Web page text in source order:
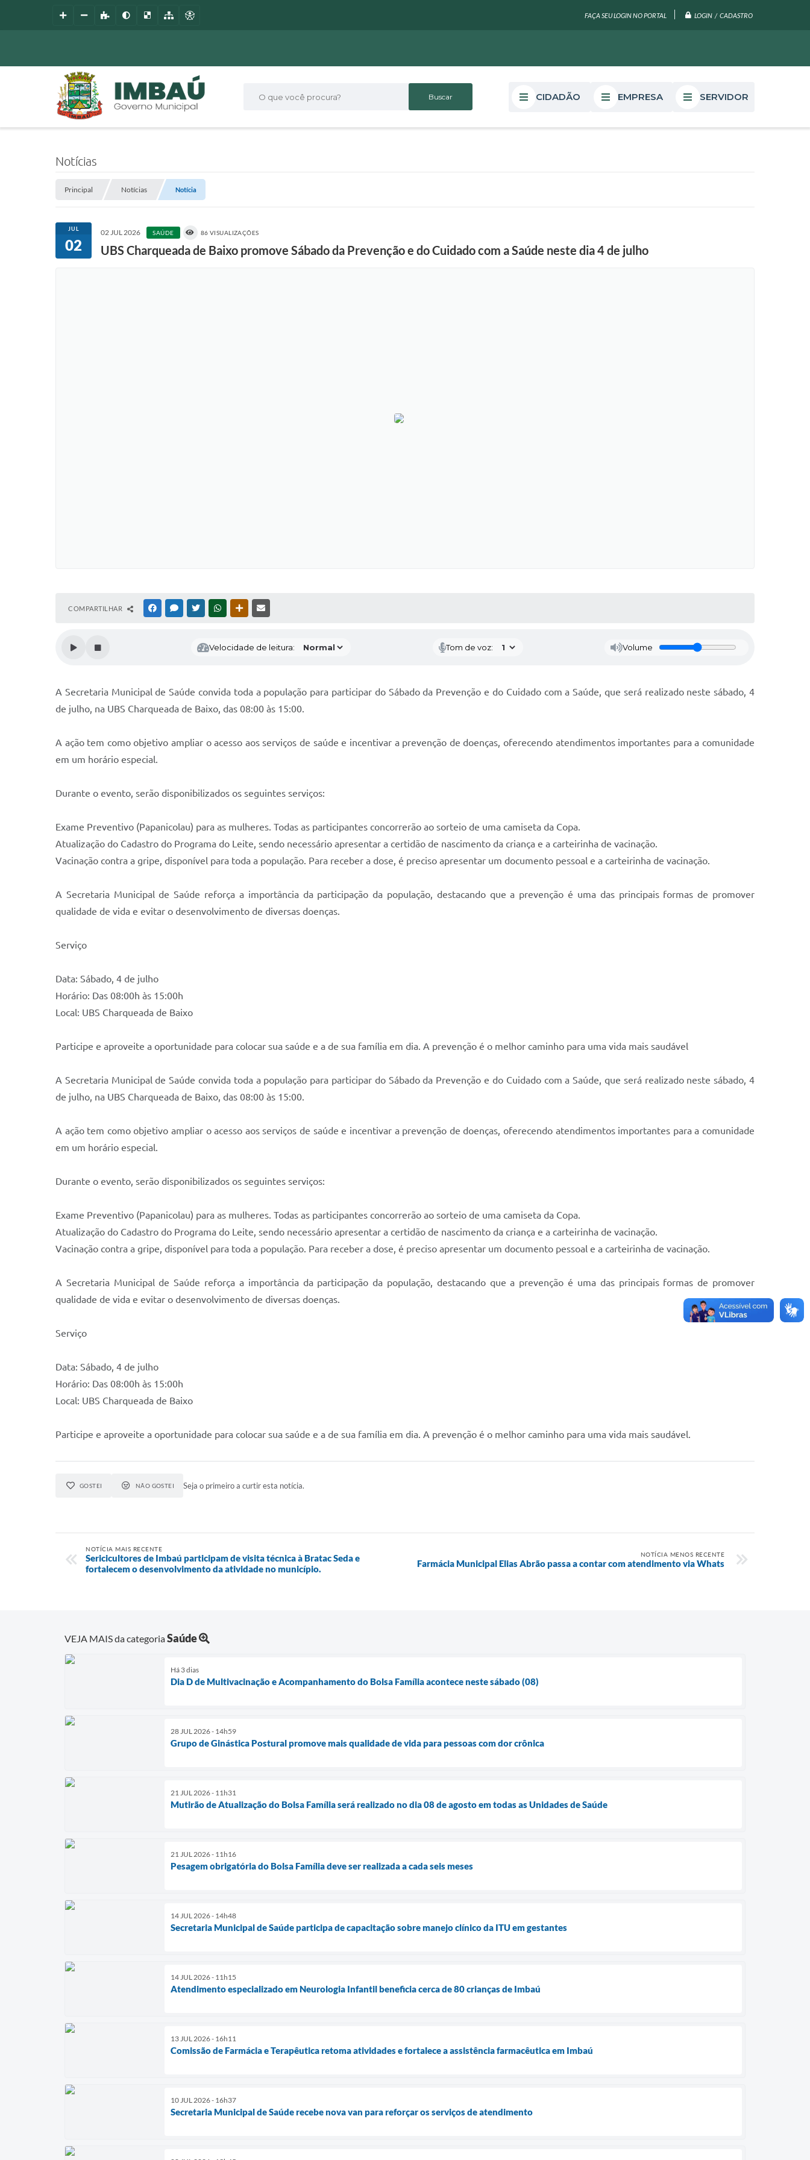
FAÇA SEU LOGIN NO PORTAL LOGIN / CADASTRO
O que você procura? CIDADÃO EMPRESA SERVIDOR
Notícias
Principal Notícias Notícia
JUL
02
02 JUL 2026 SAÚDE 86 VISUALIZAÇÕES
UBS Charqueada de Baixo promove Sábado da Prevenção e do Cuidado com a Saúde neste dia 4 de julho
COMPARTILHAR FACEBOOKMESSENGER
TWITTERWHATSAPPOUTRAS MÍDIAS
Velocidade de leitura: Tom de voz: Volume
A Secretaria Municipal de Saúde convida toda a população para participar do Sábado da Prevenção e do Cuidado com a Saúde, que será realizado neste sábado, 4
de julho, na UBS Charqueada de Baixo, das 08:00 às 15:00.
A ação tem como objetivo ampliar o acesso aos serviços de saúde e incentivar a prevenção de doenças, oferecendo atendimentos importantes para a comunidade
em um horário especial.
Durante o evento, serão disponibilizados os seguintes serviços:
Exame Preventivo (Papanicolau) para as mulheres. Todas as participantes concorrerão ao sorteio de uma camiseta da Copa.
Atualização do Cadastro do Programa do Leite, sendo necessário apresentar a certidão de nascimento da criança e a carteirinha de vacinação.
Vacinação contra a gripe, disponível para toda a população. Para receber a dose, é preciso apresentar um documento pessoal e a carteirinha de vacinação.
A Secretaria Municipal de Saúde reforça a importância da participação da população, destacando que a prevenção é uma das principais formas de promover
qualidade de vida e evitar o desenvolvimento de diversas doenças.
Serviço
Data: Sábado, 4 de julho
Horário: Das 08:00h às 15:00h
Local: UBS Charqueada de Baixo
Participe e aproveite a oportunidade para colocar sua saúde e a de sua família em dia. A prevenção é o melhor caminho para uma vida mais saudável
A Secretaria Municipal de Saúde convida toda a população para participar do Sábado da Prevenção e do Cuidado com a Saúde, que será realizado neste sábado, 4
de julho, na UBS Charqueada de Baixo, das 08:00 às 15:00.
A ação tem como objetivo ampliar o acesso aos serviços de saúde e incentivar a prevenção de doenças, oferecendo atendimentos importantes para a comunidade
em um horário especial.
Durante o evento, serão disponibilizados os seguintes serviços:
Exame Preventivo (Papanicolau) para as mulheres. Todas as participantes concorrerão ao sorteio de uma camiseta da Copa.
Atualização do Cadastro do Programa do Leite, sendo necessário apresentar a certidão de nascimento da criança e a carteirinha de vacinação.
Vacinação contra a gripe, disponível para toda a população. Para receber a dose, é preciso apresentar um documento pessoal e a carteirinha de vacinação.
A Secretaria Municipal de Saúde reforça a importância da participação da população, destacando que a prevenção é uma das principais formas de promover
qualidade de vida e evitar o desenvolvimento de diversas doenças.
Serviço
Data: Sábado, 4 de julho
Horário: Das 08:00h às 15:00h
Local: UBS Charqueada de Baixo
Participe e aproveite a oportunidade para colocar sua saúde e a de sua família em dia. A prevenção é o melhor caminho para uma vida mais saudável.
GOSTEI NÃO GOSTEI Seja o primeiro a curtir esta notícia.
NOTÍCIA MAIS RECENTE
Sericicultores de Imbaú participam de visita técnica à Bratac Seda e
fortalecem o desenvolvimento da atividade no município.
NOTÍCIA MENOS RECENTE
Farmácia Municipal Elias Abrão passa a contar com atendimento via Whats
VEJA MAIS da categoriaSaúde
Há 3 dias
Dia D de Multivacinação e Acompanhamento do Bolsa Família acontece neste sábado (08)
28 JUL 2026 - 14h59
Grupo de Ginástica Postural promove mais qualidade de vida para pessoas com dor crônica
21 JUL 2026 - 11h31
Mutirão de Atualização do Bolsa Família será realizado no dia 08 de agosto em todas as Unidades de Saúde
21 JUL 2026 - 11h16
Pesagem obrigatória do Bolsa Família deve ser realizada a cada seis meses
14 JUL 2026 - 14h48
Secretaria Municipal de Saúde participa de capacitação sobre manejo clínico da ITU em gestantes
14 JUL 2026 - 11h15
Atendimento especializado em Neurologia Infantil beneficia cerca de 80 crianças de Imbaú
13 JUL 2026 - 16h11
Comissão de Farmácia e Terapêutica retoma atividades e fortalece a assistência farmacêutica em Imbaú
10 JUL 2026 - 16h37
Secretaria Municipal de Saúde recebe nova van para reforçar os serviços de atendimento